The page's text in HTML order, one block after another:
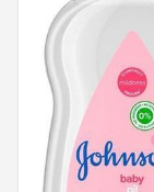
Blokken
Shop
POPULAIRE
Jollein